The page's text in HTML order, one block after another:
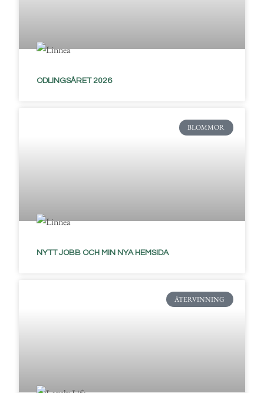
ODLINGSÅRET 2026
BLOMMOR
NYTT JOBB OCH MIN NYA HEMSIDA
ÅTERVINNING